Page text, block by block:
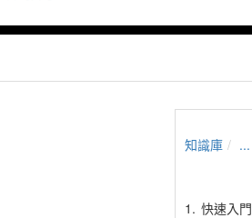
知識庫 ...
1. 快速入門